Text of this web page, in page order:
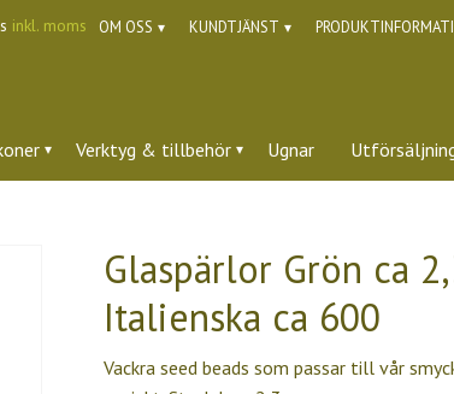
OM OSS KUNDTJÄNST
inkl. moms
Verktyg & tillbehör Ugnar
Glaspärlor Grön ca
Italienska ca 600
Vackra seed beads som passar till vår